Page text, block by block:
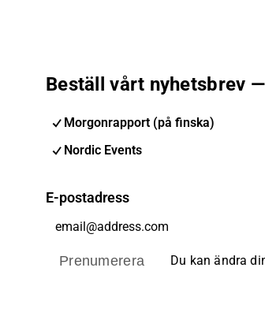
Beställ vårt nyhetsbrev
Morgonrapport (på finska)
Nordic Events
E-postadress
Prenumerera Du kan ändra